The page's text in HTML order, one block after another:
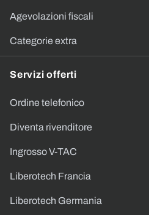
Agevolazioni fiscali
Categorie extra
Servizi offerti
Ordine telefonico
Diventa rivenditore
Ingrosso V-TAC
Liberotech Francia
Liberotech Germania